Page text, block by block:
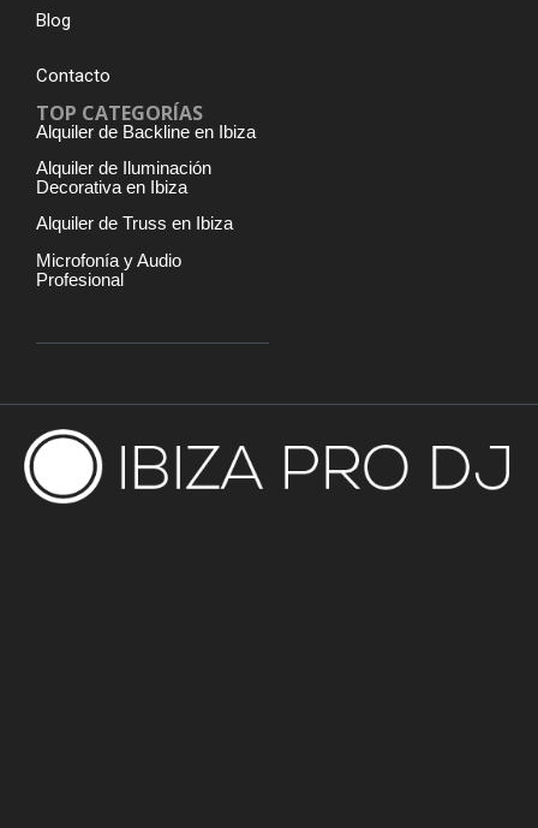
Blog
Contacto
TOP CATEGORÍAS
Alquiler de Backline en Ibiza
Alquiler de Iluminación
Decorativa en Ibiza
Alquiler de Truss en Ibiza
Microfonía y Audio
Profesional